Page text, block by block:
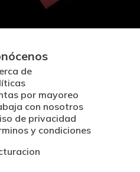
de
por mayoreo
con nosotros
de privacidad
y condiciones